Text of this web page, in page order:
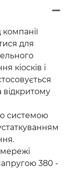
компанії
для
кіосків і
відкритому
системою
380 -